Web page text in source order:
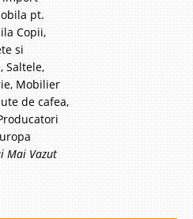
- Indisponibil
la Favorite
pt.
Copii,
si
Saltele,
Mobilier
de cafea,
Mai Vazut